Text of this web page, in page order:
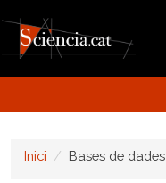
Inici Bases de dades